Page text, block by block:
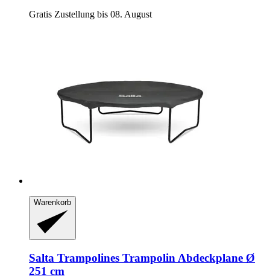
Gratis Zustellung bis 08. August
Warenkorb
Salta Trampolines Trampolin Abdeckplane Ø
251 cm